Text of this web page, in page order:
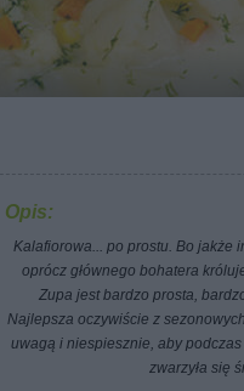
Opis:
Kalafiorowa... po prostu. Bo jakże
oprócz głównego bohatera
Zupa jest bardzo prosta,
Najlepsza oczywiście z
uwagą i niespiesznie, aby
zwarzyła się